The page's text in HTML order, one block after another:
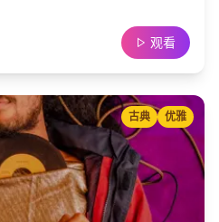
观看
古典 优雅